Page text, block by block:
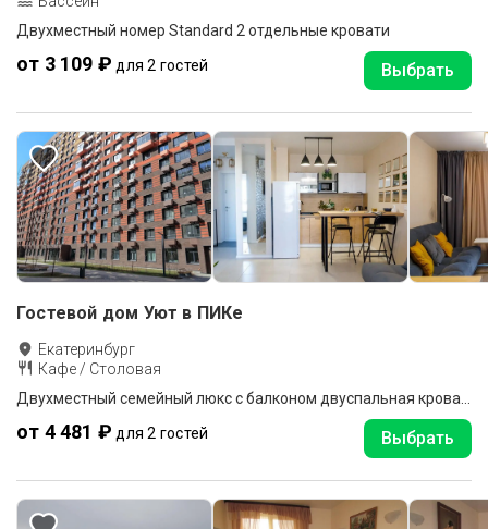
Двухместный номер Standard 2 отдельные кровати
от 3 109 ₽ для 2 гостей Выбрать
Гостевой дом Уют в ПИКе
Екатеринбург
Кафе / Столовая
от 4 481 ₽ для 2 гостей Выбрать